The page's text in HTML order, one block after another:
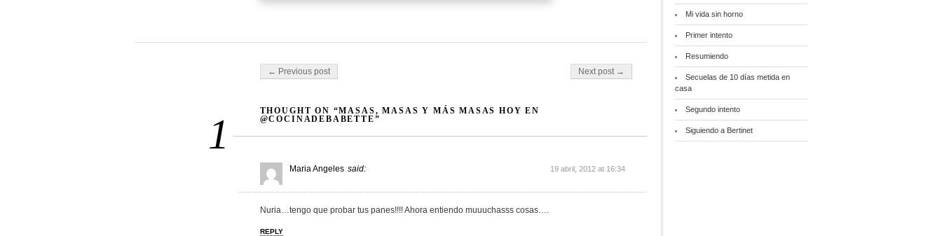
Post navigation
← Previous post Next post →
1
THOUGHT ON “MASAS, MASAS Y MÁS MASAS HOY EN
@COCINADEBABETTE”
Maria Angeles said: 19 abril, 2012 at 16:34
Nuria…tengo que probar tus panes!!!! Ahora entiendo muuuchasss cosas….
REPLY
Mi vida sin horno
Primer intento
Resumiendo
Secuelas de 10 días metida en
casa
Segundo intento
Siguiendo a Bertinet